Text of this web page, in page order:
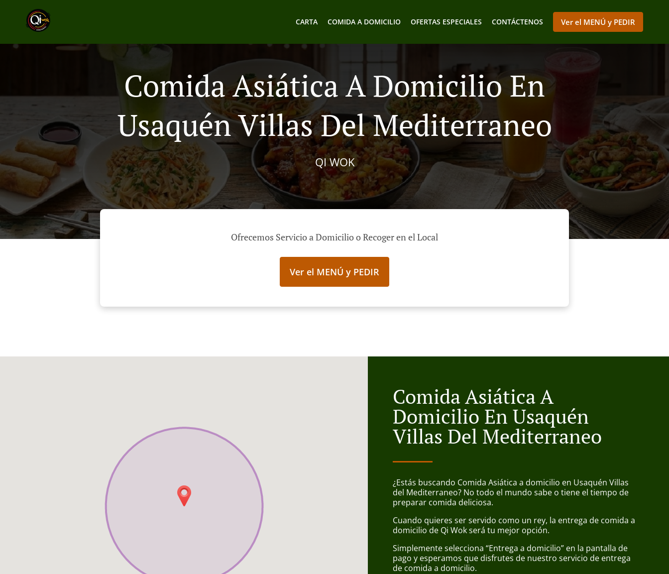
CARTA COMIDA A DOMICILIO OFERTAS ESPECIALES CONTÁCTENOS Ver el MENÚ y PEDIR
Comida Asiática A Domicilio En
Usaquén Villas Del Mediterraneo
QI WOK
Ofrecemos Servicio a Domicilio o Recoger en el Local
Ver el MENÚ y PEDIR
Comida Asiática A
Domicilio En Usaquén
Villas Del Mediterraneo
¿Estás buscando Comida Asiática a domicilio en Usaquén Villas
del Mediterraneo? No todo el mundo sabe o tiene el tiempo de
preparar comida deliciosa.
Cuando quieres ser servido como un rey, la entrega de comida a
domicilio de Qi Wok será tu mejor opción.
Simplemente selecciona “Entrega a domicilio” en la pantalla de
pago y esperamos que disfrutes de nuestro servicio de entrega
de comida a domicilio.